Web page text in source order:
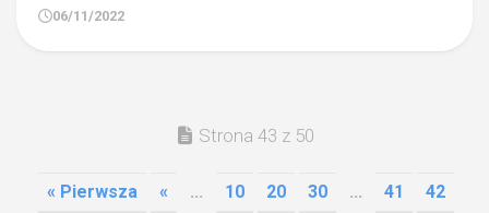
06/11/2022
Strona 43 z 50
« Pierwsza « ... 10 20 30 ... 41 42